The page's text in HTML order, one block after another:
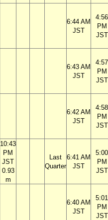
6:44 AM
JST
4:56
PM
JST
6:43 AM
JST
4:57
PM
JST
6:42 AM
JST
4:58
PM
JST
10:43
PM
JST
0.93
m
Last
Quarter
6:41 AM
JST
5:00
PM
JST
6:40 AM
JST
5:01
PM
JST